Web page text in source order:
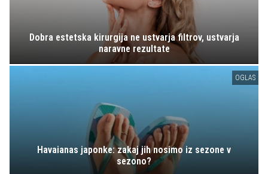
Dobra estetska kirurgija ne ustvarja filtrov, ustvarja
naravne rezultate
OGLAS
Havaianas japonke: zakaj jih nosimo iz sezone v
sezono?